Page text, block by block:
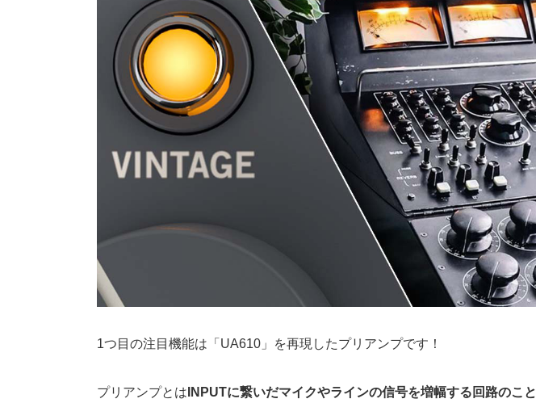
1つ目の注目機能は「UA610」を再現したプリアンプです！
プリアンプとは INPUTに繋いだマイクやラインの信号を増幅する回路のこと